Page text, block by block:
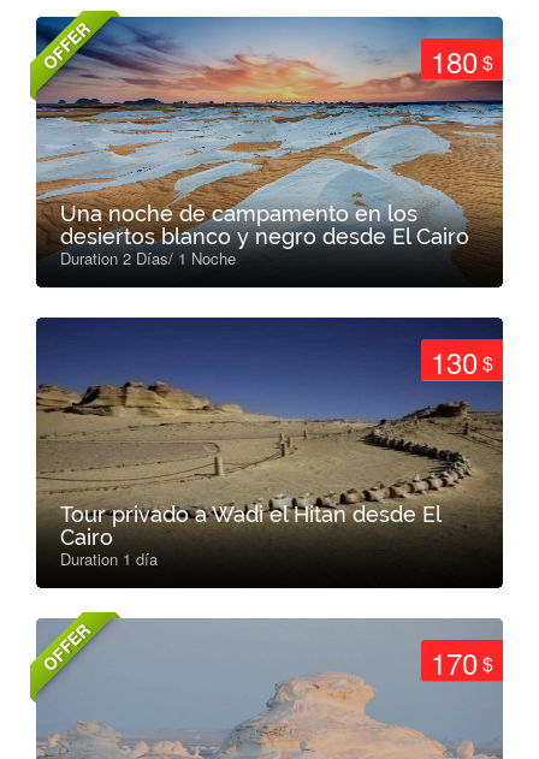
OFFER 180$
Una noche de campamento en los
desiertos blanco y negro desde El Cairo
Duration 2 Días/ 1 Noche
130$
Tour privado a Wadi el Hitan desde El
Cairo
Duration 1 día
OFFER 170$